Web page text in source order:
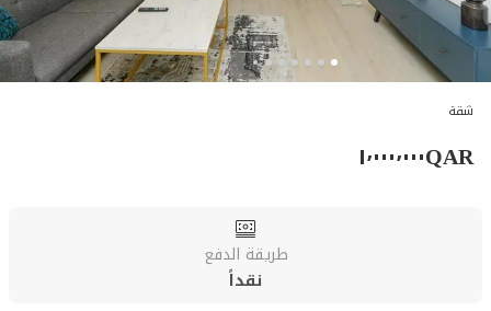
شقة
QAR١٬٠٠٠٬٠٠٠
طريقة الدفع
نقداً